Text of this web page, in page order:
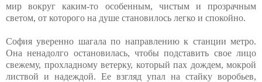
мир вокруг каким-то особенным, чистым и прозрачным
светом, от которого на душе становилось легко и спокойно.
София уверенно шагала по направлению к станции метро.
Она ненадолго остановилась, чтобы подставить свое лицо
свежему, прохладному ветерку, который пах дождем, мокрой
листвой и надеждой. Ее взгляд упал на стайку воробьев,